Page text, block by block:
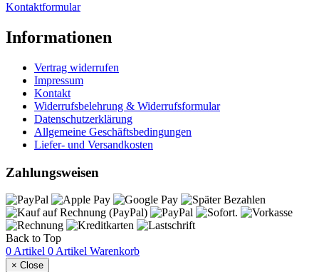
Kontaktformular
Informationen
Vertrag widerrufen
Impressum
Kontakt
Widerrufsbelehrung & Widerrufsformular
Datenschutzerklärung
Allgemeine Geschäftsbedingungen
Liefer- und Versandkosten
Zahlungsweisen
Back to Top
0 Artikel 0 Artikel Warenkorb
× Close